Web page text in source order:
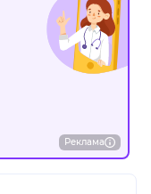
Реклама